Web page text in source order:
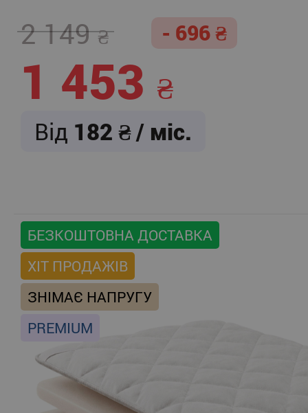
2 149 - 696
1 453
Від 182 / міс.
БЕЗКОШТОВНА ДОСТАВКА
ХІТ ПРОДАЖІВ
ЗНІМАЄ НАПРУГУ
PREMIUM